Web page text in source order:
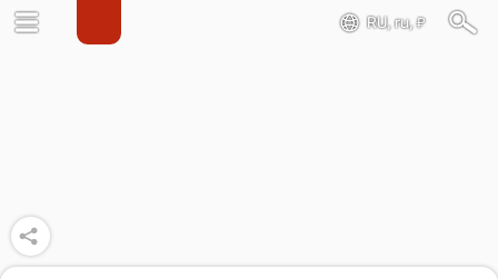
RU, ru, ₽